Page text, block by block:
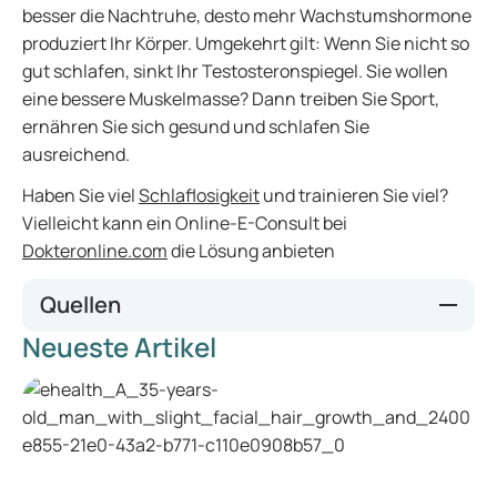
besser die Nachtruhe, desto mehr Wachstumshormone
produziert Ihr Körper. Umgekehrt gilt: Wenn Sie nicht so
gut schlafen, sinkt Ihr Testosteronspiegel. Sie wollen
eine bessere Muskelmasse? Dann treiben Sie Sport,
ernähren Sie sich gesund und schlafen Sie
ausreichend.
Haben Sie vielSchlaflosigkeitund trainieren Sie viel?
Vielleicht kann ein Online-E-Consult bei
Dokteronline.comdie Lösung anbieten
Quellen
Personal Body Plan, Word de fitste versie van jezelf.
[Personal Body Plan, werden Sie die fitteste Version von
sich selbst.] (2019, 17. Dezember). Hormonen vs opbouw
spiermassa. [Hormone versus Aufbau von Muskelmasse.]
Verfügbar unter
Neueste Artikel